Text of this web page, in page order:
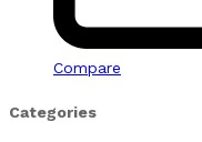
Compare
Categories